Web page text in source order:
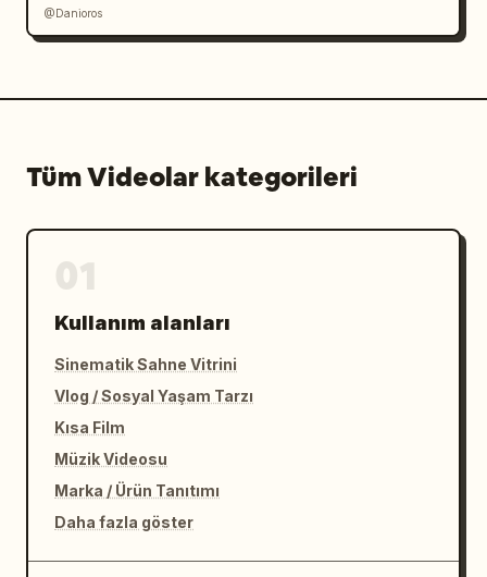
@Danioros
Tüm Videolar kategorileri
Kullanım alanları
Sinematik Sahne Vitrini
Vlog / Sosyal Yaşam Tarzı
Kısa Film
Müzik Videosu
Marka / Ürün Tanıtımı
Daha fazla göster